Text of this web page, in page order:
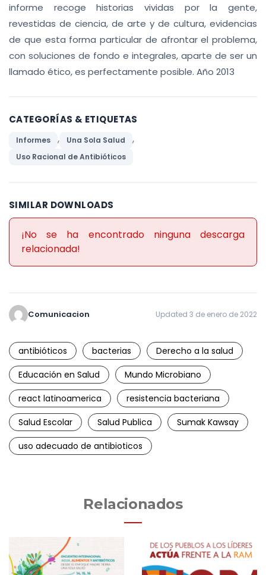
informe recoge historias vividas por la gente,
revestidas de ciencia, de arte y de cultura, evidencias
de que esta forma particular de afrontar el problema,
con soluciones de fondo e integrales, aparte de ser un
llamado ético, es perfectamente posible. Año 2013
CATEGORÍAS & ETIQUETAS
Informes , Una Sola Salud ,
Uso Racional de Antibióticos
SIMILAR DOWNLOADS
¡No se ha encontrado ninguna descarga
relacionada!
Comunicacion Updated 3 de enero de 2022
antibióticos bacterias
Derecho a la salud
Educación en Salud
Mundo Microbiano
react latinoamerica
resistencia bacteriana
Salud Escolar
Salud Publica
Sumak Kawsay
uso adecuado de antibioticos
Relacionados